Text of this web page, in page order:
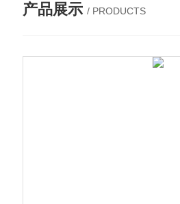
产品展示 / PRODUCTS